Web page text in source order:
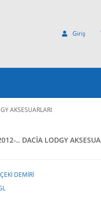
Giriş
AKSESUARLARI
.. DACİA LODGY
DEMİRİ